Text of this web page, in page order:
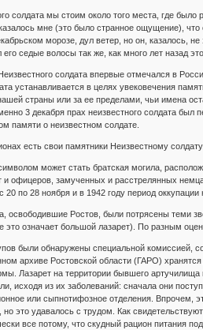
солдата мы стоим около того места, где
мне (это было странное ощущение),
морозе, дул ветер, но он, казалось,
седые волосы так же, как много лет назад
солдата впервые отмечался в
устанавливается в целях увековечения
страны или за ее пределами, чьи имена
3 декабря прах неизвестного солдата
памяти о неизвестном солдате.
есть свои памятники Неизвестному солдату.
может стать братская могила,
и офицеров, замученных и расстрелянных
20 по 28 ноября и в 1942 году период
освободившие Ростов, были потрясены теми
означает большой лазарет). По разным
были обнаружены специальной комиссией,
архиве Ростовской области (ГАРО)
Лазарет на территории бывшего
исходя из их заболеваний: сначала они
или сыпнотифозное отделения. Впрочем,
но это удавалось с трудом. Как
все потому, что скудный рацион питания